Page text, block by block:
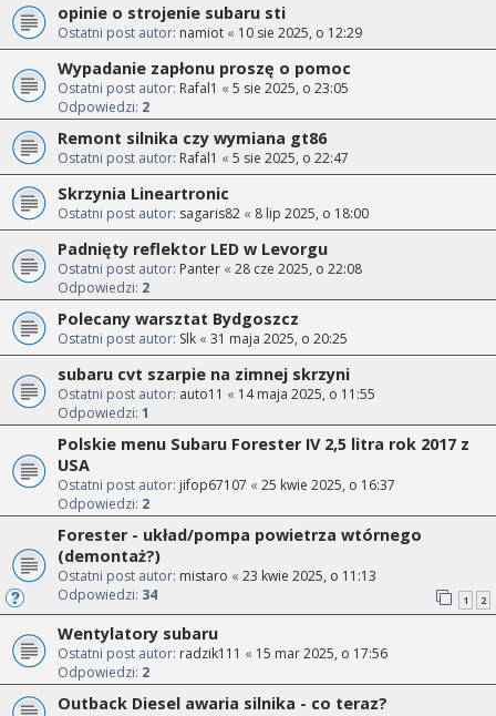
opinie o strojenie subaru sti
Ostatni post autor: namiot « 10 sie 2025, o 12:29
Wypadanie zapłonu proszę o pomoc
Ostatni post autor: Rafal1 « 5 sie 2025, o 23:05
Odpowiedzi: 2
Remont silnika czy wymiana gt86
Ostatni post autor: Rafal1 « 5 sie 2025, o 22:47
Skrzynia Lineartronic
Ostatni post autor: sagaris82 « 8 lip 2025, o 18:00
Padnięty reflektor LED w Levorgu
Ostatni post autor: Panter « 28 cze 2025, o 22:08
Odpowiedzi: 2
Polecany warsztat Bydgoszcz
Ostatni post autor: Slk « 31 maja 2025, o 20:25
subaru cvt szarpie na zimnej skrzyni
Ostatni post autor: auto11 « 14 maja 2025, o 11:55
Odpowiedzi: 1
Polskie menu Subaru Forester IV 2,5 litra rok 2017 z
USA
Ostatni post autor: jifop67107 « 25 kwie 2025, o 16:37
Odpowiedzi: 2
Forester - układ/pompa powietrza wtórnego
(demontaż?)
Ostatni post autor: mistaro « 23 kwie 2025, o 11:13
Odpowiedzi: 34 1 2
Wentylatory subaru
Ostatni post autor: radzik111 « 15 mar 2025, o 17:56
Odpowiedzi: 2
Outback Diesel awaria silnika - co teraz?